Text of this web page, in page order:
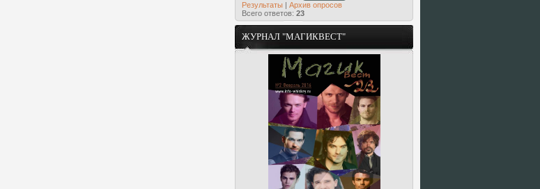
Результаты | Архив опросов
Всего ответов: 23
ЖУРНАЛ "МАГИКВЕСТ"